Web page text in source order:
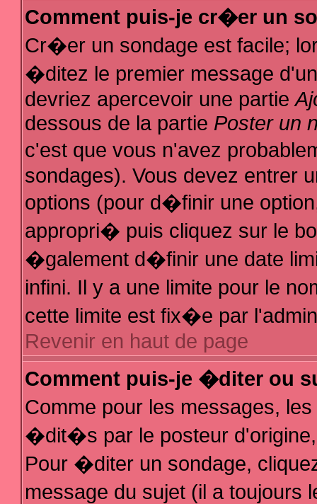
Comment puis-je cr�er un
Cr�er un sondage est facile;
�ditez le premier message
devriez apercevoir une partie
dessous de la partie Poster un
c'est que vous n'avez
sondages). Vous devez entrer
options (pour d�finir une
appropri� puis cliquez sur le
�galement d�finir une date
infini. Il y a une limite pour le
cette limite est fix�e par
Revenir en haut de page
Comment puis-je �diter ou
Comme pour les messages,
�dit�s par le posteur
Pour �diter un sondage,
message du sujet (il a